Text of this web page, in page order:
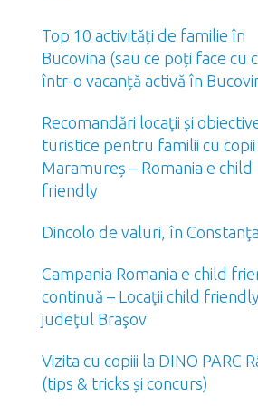
Top 10 activități de familie în
Bucovina (sau ce poți face cu
într-o vacanță activă în
Recomandări locaţii și
turistice pentru familii cu copii
Maramureș – Romania e child
friendly
Dincolo de valuri, în Constanţa
Campania Romania e child
continuă – Locaţii child
judeţul Braşov
Vizita cu copiii la DINO PARC
(tips & tricks și concurs)